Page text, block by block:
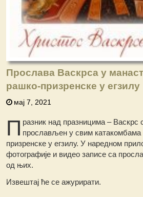
Прослава Васкрса у
рашко-призренске у егзилу
мај 7, 2021
П разник над празницима – Васкрс
прослављен у свим катакомбама
призренске у егзилу. У наредном
фотографије и видео записе са
од њих.
Извештај ће се ажурирати.